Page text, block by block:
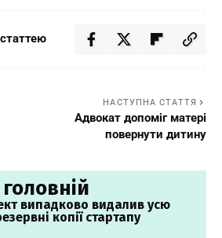
НАСТУПНА СТАТТЯ
Адвокат допоміг матері
повернути дитину
випадково видалив усю
копії стартапу